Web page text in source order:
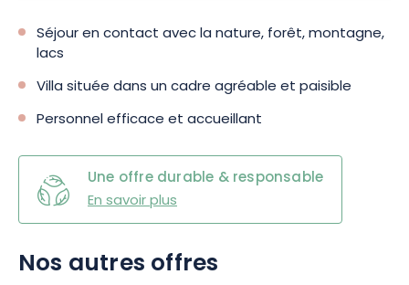
raquettes ou des skis de randonnée.
Séjour en contact avec la nature, forêt, montagne,
lacs
Villa située dans un cadre agréable et paisible
Personnel efficace et accueillant
Une offre durable & responsable
En savoir plus
Nos autres offres